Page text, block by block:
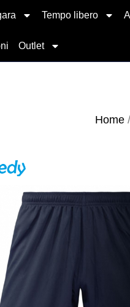
Tempo libero
Outlet
Home /